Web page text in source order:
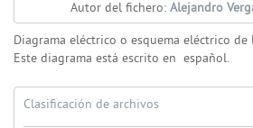
Autor del fichero: Alejandro
Diagrama eléctrico o esquema eléctrico
Este diagrama está escrito en español.
Clasificación de archivos